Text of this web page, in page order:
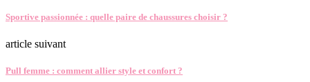
Sportive passionnée : quelle paire de chaussures choisir ?
article suivant
Pull femme : comment allier style et confort ?